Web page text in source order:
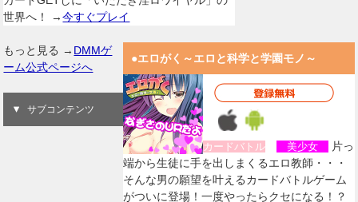
世界へ！ →今すぐプレイ
●エロがく～エロと科学と学園モノ～
カードバトル 美少女
片っ
端から生徒に手を出しまくるエロ教師・・・
そんな男の願望を叶えるカードバトルゲーム
がついに登場！一度やったらクセになる！？
もっと見る → DMMゲ
ーム公式ページへ
サブコンテンツ